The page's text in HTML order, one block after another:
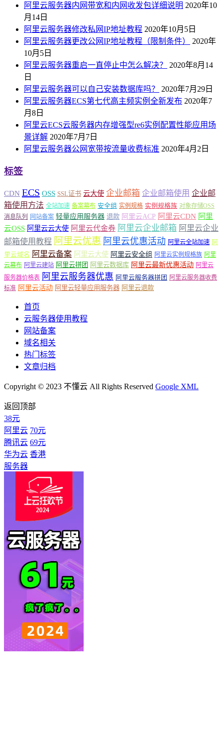
阿里云服务器内网带宽和内网收发包详细说明 2020年10
月14日
阿里云服务器修改私网IP地址教程 2020年10月5日
阿里云服务器更改公网IP地址教程（限制条件）
2020年
10月5日
阿里云服务器重启一直停止中怎么解决？
2020年8月14
日
阿里云服务器可以自己安装数据库吗？
2020年7月29日
阿里云服务器ECS第七代高主频实例全新发布 2020年7
月8日
阿里云ECS云服务器内存增强型re6实例配置性能应用场
景详解 2020年7月7日
阿里云服务器公网宽带按流量收费标准 2020年4月2日
标签
CDN ECS OSS SSL证书 云大使 企业邮箱 企业邮箱使用 企业邮
箱使用方法 全站加速 备案幕布 安全组 实例规格 实例规格族 对象存储OSS
消息队列
网站备案 轻量应用服务器 退款 阿里云ACP 阿里云CDN 阿里
云OSS 阿里云云大使 阿里云代金券 阿里云企业邮箱 阿里云企业
邮箱使用教程 阿里云优惠 阿里云优惠活动 阿里云全站加速 阿
里云域名 阿里云备案 阿里云大使 阿里云安全组 阿里云实例规格族 阿里
云幕布 阿里云建站 阿里云拼团 阿里云数据库 阿里云最新优惠活动 阿里云
服务器价格表 阿里云服务器优惠 阿里云服务器拼团 阿里云服务器收费
标准 阿里云活动 阿里云轻量应用服务器 阿里云退款
首页
云服务器使用教程
网站备案
域名相关
热门标签
文章归档
Copyright © 2023 不懂云 All Rights Reserved Google XML
返回顶部
38元
阿里云 70元
腾讯云 69元
华为云 香港
服务器